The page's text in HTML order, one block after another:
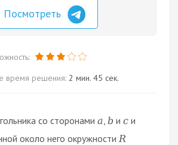
Посмотреть
время решения: 2 мин. 45 сек.
со сторонами a b и c и
около него окружности R